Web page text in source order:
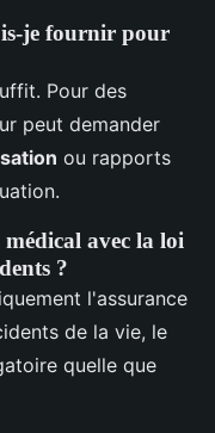
je fournir pour
Pour des
peut demander
ou rapports
avec la loi
?
l'assurance
de la vie, le
quelle que